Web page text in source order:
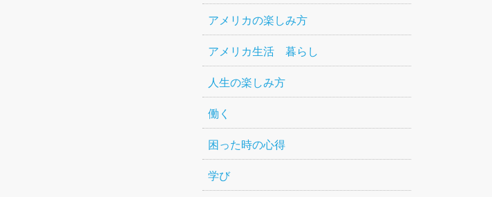
アメリカの楽しみ方
アメリカ生活 暮らし
人生の楽しみ方
働く
困った時の心得
学び